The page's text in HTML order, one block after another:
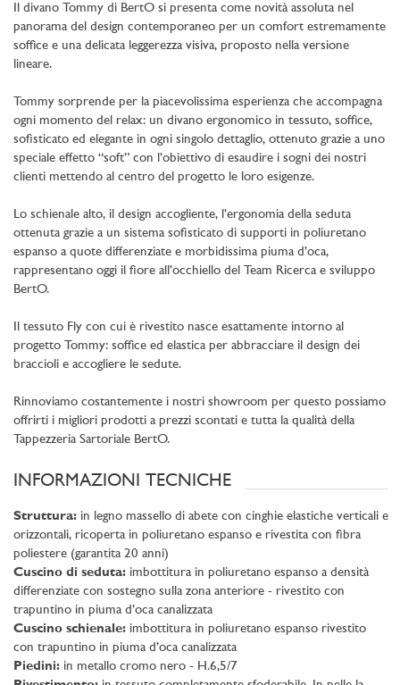
Il divano Tommy di BertO si presenta come novità assoluta nel
panorama del design contemporaneo per un comfort estremamente
soffice e una delicata leggerezza visiva, proposto nella versione
lineare.
Tommy sorprende per la piacevolissima esperienza che accompagna
ogni momento del relax: un divano ergonomico in tessuto, soffice,
sofisticato ed elegante in ogni singolo dettaglio, ottenuto grazie a uno
speciale effetto “soft” con l’obiettivo di esaudire i sogni dei nostri
clienti mettendo al centro del progetto le loro esigenze.
Lo schienale alto, il design accogliente, l’ergonomia della seduta
ottenuta grazie a un sistema sofisticato di supporti in poliuretano
espanso a quote differenziate e morbidissima piuma d’oca,
rappresentano oggi il fiore all’occhiello del Team Ricerca e sviluppo
BertO.
Il tessuto Fly con cui è rivestito nasce esattamente intorno al
progetto Tommy: soffice ed elastica per abbracciare il design dei
braccioli e accogliere le sedute.
Rinnoviamo costantemente i nostri showroom per questo possiamo
offrirti i migliori prodotti a prezzi scontati e tutta la qualità della
Tappezzeria Sartoriale BertO.
INFORMAZIONI TECNICHE
Struttura: in legno massello di abete con cinghie elastiche verticali e
orizzontali, ricoperta in poliuretano espanso e rivestita con fibra
poliestere (garantita 20 anni)
Cuscino di seduta: imbottitura in poliuretano espanso a densità
differenziate con sostegno sulla zona anteriore - rivestito con
trapuntino in piuma d’oca canalizzata
Cuscino schienale: imbottitura in poliuretano espanso rivestito
con trapuntino in piuma d’oca canalizzata
Piedini: in metallo cromo nero - H.6,5/7